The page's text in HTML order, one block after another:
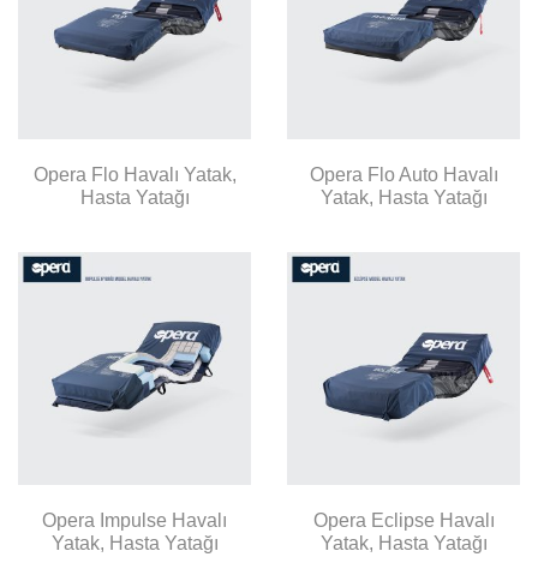
Opera Flo Havalı Yatak,
Hasta Yatağı
Opera Flo Auto Havalı
Yatak, Hasta Yatağı
Opera Impulse Havalı
Yatak, Hasta Yatağı
Opera Eclipse Havalı
Yatak, Hasta Yatağı